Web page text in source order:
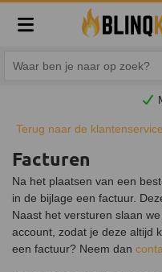
Maak een afspraak
Terug naar de klantenservice
Facturen
Na het plaatsen van een
in de bijlage een factuur.
Naast het versturen slaan
account, zodat je deze altijd
een factuur? Neem dan